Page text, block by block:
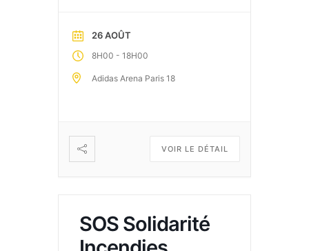
26 AOÛT
8H00 - 18H00
Adidas Arena Paris 18
VOIR LE DÉTAIL
SOS Solidarité